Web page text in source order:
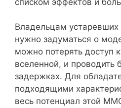
Владельцам
нужно задуматься о
можно потерять доступ
вселенной, и проводить
задержках. Для
подходящими
весь потенциал этой